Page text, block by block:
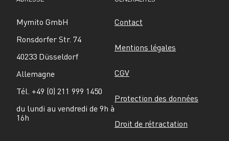
Mymito GmbH
Ronsdorfer Str. 74
40233 Düsseldorf
Allemagne
Tél. +49 (0) 211 999 1450
du lundi au vendredi de 9h à
16h
Contact
Mentions légales
CGV
Protection des données
Droit de rétractation